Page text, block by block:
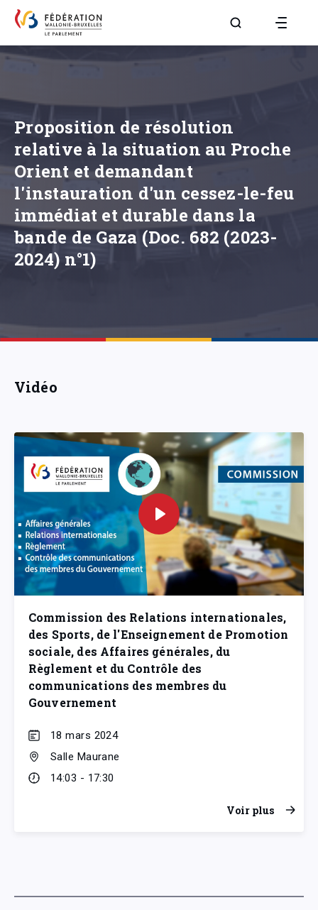
Aller à la page
Proposition de résolution
relative à la situation au Proche
Orient et demandant
l'instauration d'un cessez-le-feu
immédiat et durable dans la
bande de Gaza (Doc. 682 (2023-
2024) n°1)
Vidéo
Commission des Relations internationales,
des Sports, de l'Enseignement de Promotion
sociale, des Affaires générales, du
Règlement et du Contrôle des
communications des membres du
Gouvernement
18 mars 2024
Salle Maurane
14:03 - 17:30
Voir plus